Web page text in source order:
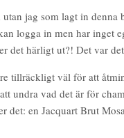
jag som lagt in denna
logga in men har inget
det härligt ut?! Det var
tillräckligt väl för att
undra vad det är för
det: en Jacquart Brut